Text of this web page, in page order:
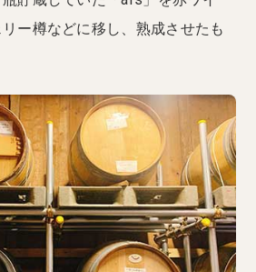
ー樽などに移し、熟成させたも